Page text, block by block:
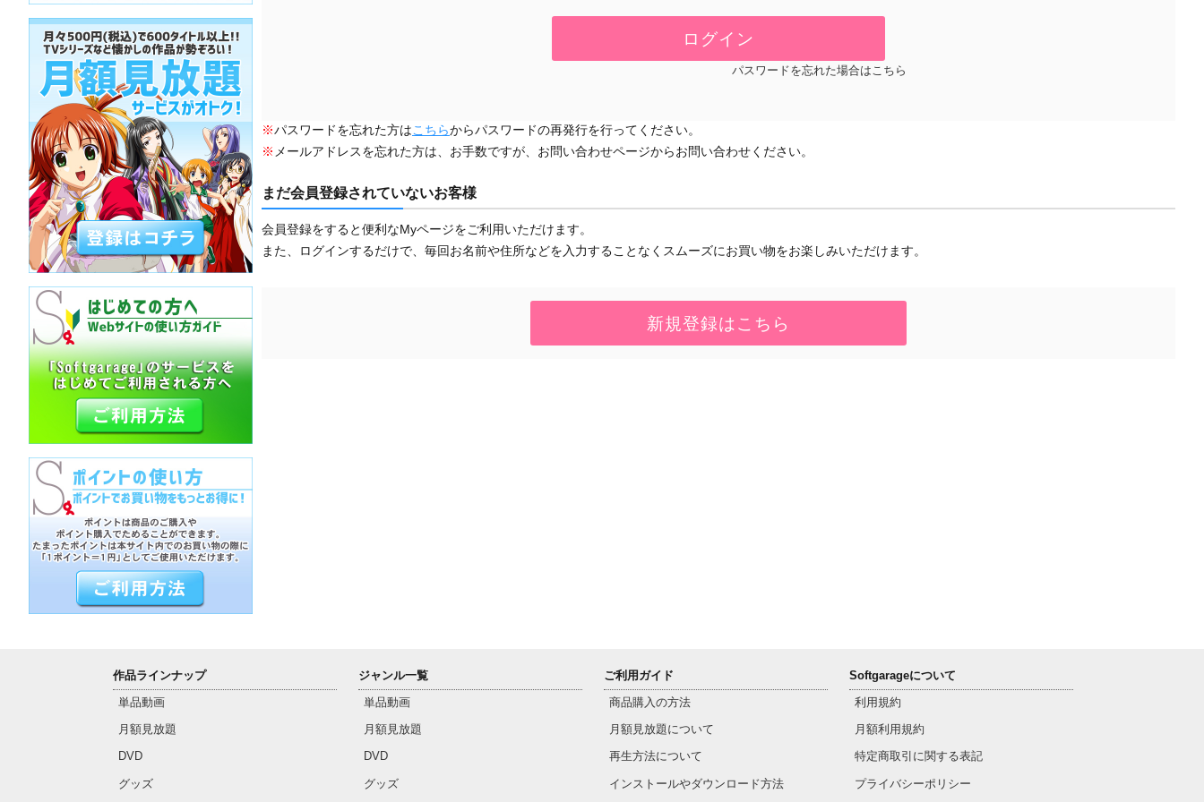
パスワードを忘れた場合はこちら
※パスワードを忘れた方はこちらからパスワードの再発行を行ってください。
※ メールアドレスを忘れた方は、お手数ですが、お問い合わせページからお問い合わせください。
まだ会員登録されていないお客様
会員登録をすると便利なMyページをご利用いただけます。
また、ログインするだけで、毎回お名前や住所などを入力することなくスムーズにお買い物をお楽しみいただけます。
作品ラインナップ
単品動画
月額見放題
DVD
グッズ
ジャンル一覧
単品動画
月額見放題
DVD
グッズ
ご利用ガイド
商品購入の方法
月額見放題について
再生方法について
インストールやダウンロード方法
Softgarageについて
利用規約
月額利用規約
特定商取引に関する表記
プライバシーポリシー